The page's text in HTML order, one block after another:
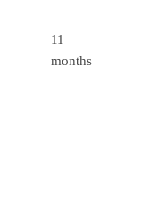
11
months